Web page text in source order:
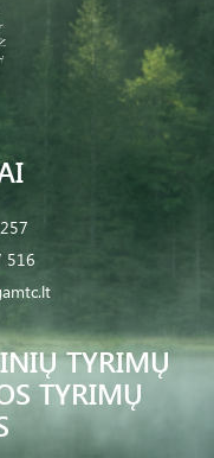
TYRIMŲ
TYRIMŲ
516